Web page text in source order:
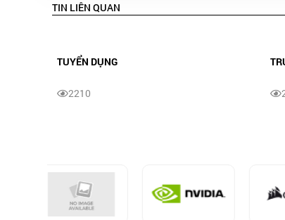
TIN LIÊN QUAN
TUYỂN DỤNG
2210